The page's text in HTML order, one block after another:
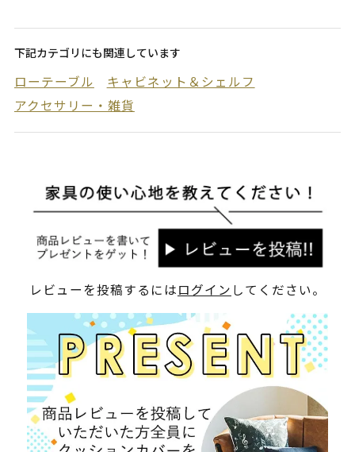
下記カテゴリにも関連しています
ローテーブル
キャビネット＆シェルフ
アクセサリー・雑貨
レビューを投稿するにはログイン してください。